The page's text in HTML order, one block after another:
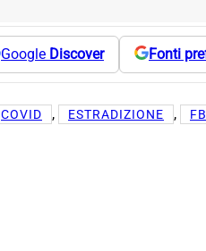
Google Discover Fonti
COVID , ESTRADIZIONE ,